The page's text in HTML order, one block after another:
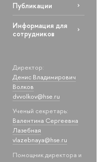
Публикации
Информация для
сотрудников
Директор:
Денис Владимирович
Волков
dvvolkov@hse.ru
Ученый секретарь:
Валентина Сергеевна
Лазебная
vlazebnaya@hse.ru
Помощник директора и